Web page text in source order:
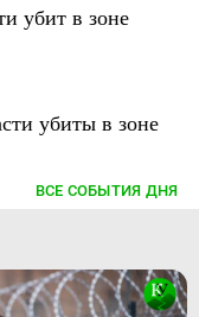
убит в зоне
убиты в зоне
ВСЕ СОБЫТИЯ ДНЯ